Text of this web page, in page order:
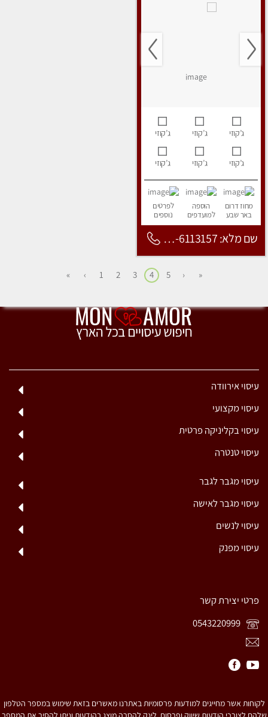
ג’קוזי ג’קוזי ג’קוזי
ג’קוזי ג’קוזי ג’קוזי
מחוז דרום
באר שבע
הוספה
למועדפים
לפרטים
נוספים
שם מלא: 053-6113157
«
‹
5
4
3
2
1
›
»
עיסוי אירוודה
עיסוי מקצועי
עיסוי בקליניקה פרטית
עיסוי טנטרה
עיסוי מגבר לגבר
עיסוי מגבר לאישה
עיסוי לנשים
עיסוי מפנק
פרטי יצירת קשר
לקוחות אשר מחייגים למודעות פרסומיות באתרנו מאשרים בזאת שימוש במספר הטלפון